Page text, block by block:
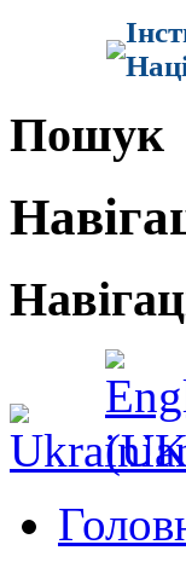
Пошук